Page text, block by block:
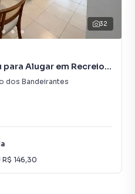
32
Alugar em Recreio
dos Bandeirantes
R$ 146,30